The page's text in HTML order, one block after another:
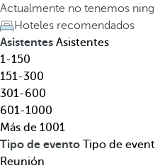
l
,
d
e
s
t
i
n
o
,
a
t
e
c
l
a
d
e
f
l
Actualmente no tenemos
Hoteles recomendados
Asistentes Asistentes
1-150
151-300
301-600
601-1000
Más de 1001
Tipo de evento Tipo de
Reunión